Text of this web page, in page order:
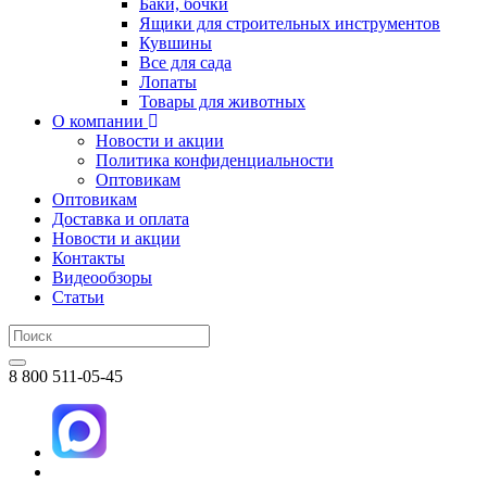
Баки, бочки
Ящики для строительных инструментов
Кувшины
Все для сада
Лопаты
Товары для животных
О компании
Новости и акции
Политика конфиденциальности
Оптовикам
Оптовикам
Доставка и оплата
Новости и акции
Контакты
Видеообзоры
Статьи
8 800 511-05-45